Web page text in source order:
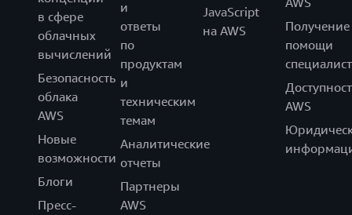
в сфере
облачных
вычислений
Безопасность
облака
AWS
Новые
возможности
Блоги
Пресс-
и
ответы
по
продуктам
и
техническим
темам
Аналитические
отчеты
Партнеры
AWS
JavaScript
на AWS
Получение
помощи
AWS